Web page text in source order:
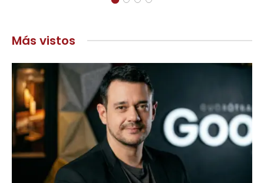
Más vistos